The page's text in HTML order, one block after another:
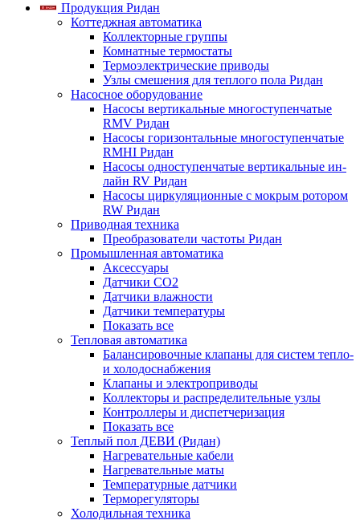
Продукция Ридан
Коттеджная автоматика
Коллекторные группы
Комнатные термостаты
Термоэлектрические приводы
Узлы смешения для теплого пола Ридан
Насосное оборудование
Насосы вертикальные многоступенчатые
RMV Ридан
Насосы горизонтальные многоступенчатые
RMHI Ридан
Насосы одноступенчатые вертикальные ин-
лайн RV Ридан
Насосы циркуляционные с мокрым ротором
RW Ридан
Приводная техника
Преобразователи частоты Ридан
Промышленная автоматика
Аксессуары
Датчики CO2
Датчики влажности
Датчики температуры
Показать все
Тепловая автоматика
Балансировочные клапаны для систем тепло-
и холодоснабжения
Клапаны и электроприводы
Коллекторы и распределительные узлы
Контроллеры и диспетчеризация
Показать все
Теплый пол ДЕВИ (Ридан)
Нагревательные кабели
Нагревательные маты
Температурные датчики
Терморегуляторы
Холодильная техника